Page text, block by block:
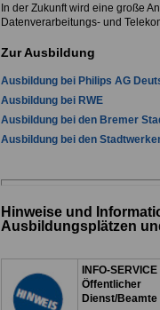
In der Zukunft wird eine große
Datenverarbeitungs- und
Zur Ausbildung
Ausbildung bei Philips AG
Ausbildung bei RWE
Ausbildung bei den Bremer
Ausbildung bei den
Hinweise und
Ausbildungsplätzen
INFO-SERVICE
Öffentlicher
Dienst/Beamte